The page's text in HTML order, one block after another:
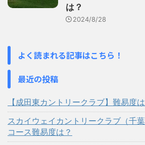
は？
2024/8/28
よく読まれる記事はこちら！
最近の投稿
【成田東カントリークラブ】難易度
スカイウェイカントリークラブ（千
コース難易度は？